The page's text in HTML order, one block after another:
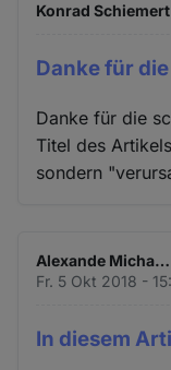
Konrad
Danke für
Danke für die
Titel des
sondern
Alexande
Fr. 5 Okt 2018 -
In diesem